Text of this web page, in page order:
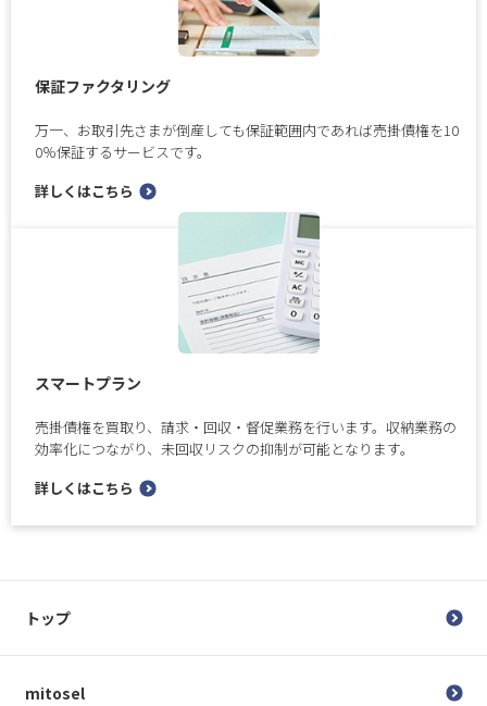
保証ファクタリング
万一、お取引先さまが倒産しても保証範囲内であれば売掛債権を10
0％保証するサービスです。
詳しくはこちら
スマートプラン
売掛債権を買取り、請求・回収・督促業務を行います。収納業務の
効率化につながり、未回収リスクの抑制が可能となります。
詳しくはこちら
トップ
mitosel